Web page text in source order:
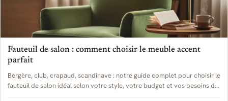
Fauteuil de salon : comment choisir le meuble accent
parfait
Bergère, club, crapaud, scandinave : notre guide complet pour choisir le
fauteuil de salon idéal selon votre style, votre budget et vos besoins de
confort.